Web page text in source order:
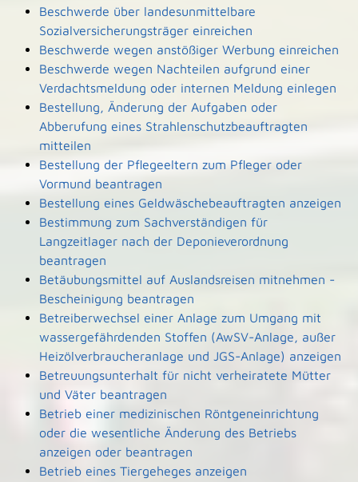
Beschwerde über landesunmittelbare
Sozialversicherungsträger einreichen
Beschwerde wegen anstößiger Werbung einreichen
Beschwerde wegen Nachteilen aufgrund einer
Verdachtsmeldung oder internen Meldung einlegen
Bestellung, Änderung der Aufgaben oder
Abberufung eines Strahlenschutzbeauftragten
mitteilen
Bestellung der Pflegeeltern zum Pfleger oder
Vormund beantragen
Bestellung eines Geldwäschebeauftragten anzeigen
Bestimmung zum Sachverständigen für
Langzeitlager nach der Deponieverordnung
beantragen
Betäubungsmittel auf Auslandsreisen mitnehmen -
Bescheinigung beantragen
Betreiberwechsel einer Anlage zum Umgang mit
wassergefährdenden Stoffen (AwSV-Anlage, außer
Heizölverbraucheranlage und JGS-Anlage) anzeigen
Betreuungsunterhalt für nicht verheiratete Mütter
und Väter beantragen
Betrieb einer medizinischen Röntgeneinrichtung
oder die wesentliche Änderung des Betriebs
anzeigen oder beantragen
Betrieb eines Tiergeheges anzeigen